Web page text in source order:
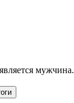
мужчина.